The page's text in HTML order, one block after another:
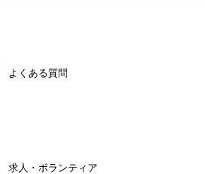
よくある質問
求人・ボランティア